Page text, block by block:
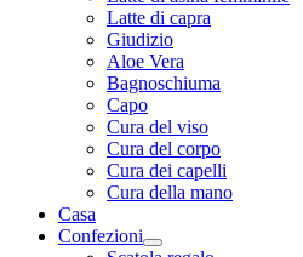
Latte di capra
Giudizio
Aloe Vera
Bagnoschiuma
Capo
Cura del viso
Cura del corpo
Cura dei capelli
Cura della mano
Casa
Confezioni